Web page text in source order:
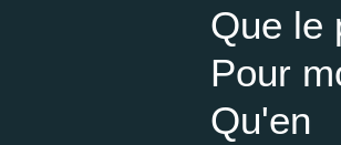
Que le
Pour